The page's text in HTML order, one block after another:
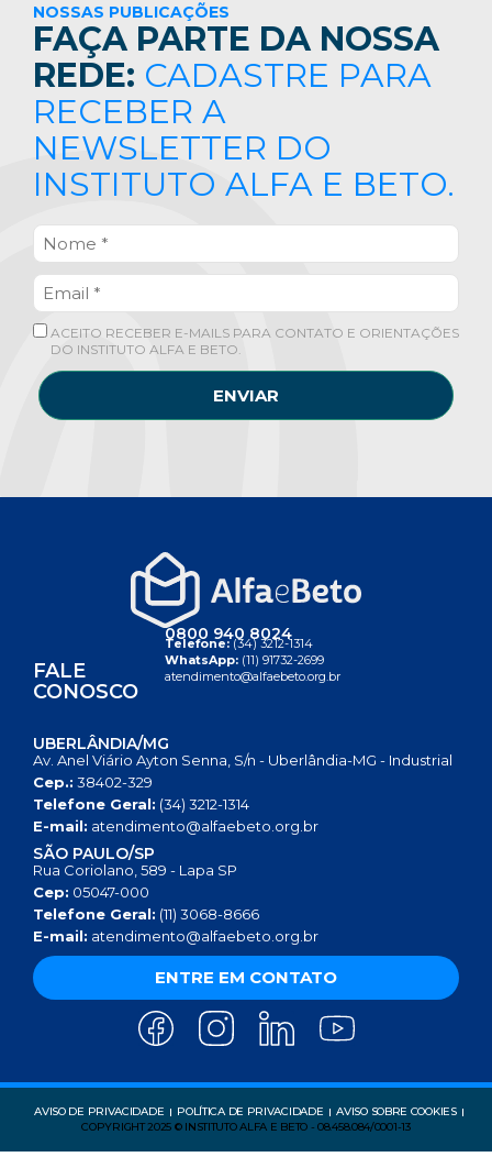
NOSSAS PUBLICAÇÕES
FAÇA PARTE DA NOSSA
REDE: CADASTRE PARA
RECEBER A
NEWSLETTER DO
INSTITUTO ALFA E BETO.
ACEITO RECEBER E-MAILS PARA CONTATO E ORIENTAÇÕES
DO INSTITUTO ALFA E BETO.
ENVIAR
FALE
CONOSCO
0800 940 8024
Telefone:(34) 3212-1314
WhatsApp: (11) 91732-2699
atendimento@alfaebeto.org.br
UBERLÂNDIA/MG
Av. Anel Viário Ayton Senna, S/n - Uberlândia-MG - Industrial
Cep.: 38402-329
Telefone Geral: (34) 3212-1314
E-mail: atendimento@alfaebeto.org.br
SÃO PAULO/SP
Rua Coriolano, 589 - Lapa SP
Cep: 05047-000
Telefone Geral: (11) 3068-8666
E-mail: atendimento@alfaebeto.org.br
ENTRE EM CONTATO
AVISO DE PRIVACIDADE POLÍTICA DE PRIVACIDADE
AVISO SOBRE COOKIES
COPYRIGHT 2025 © INSTITUTO ALFA E BETO - 08.458.084/0001-13